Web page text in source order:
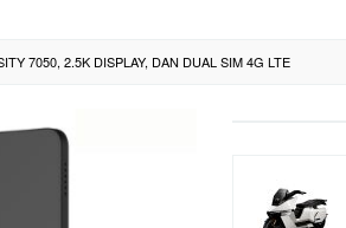
7050, 2.5K DISPLAY, DAN DUAL SIM 4G LTE